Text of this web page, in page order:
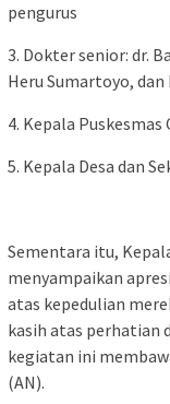
pengurus
3. Dokter senior: dr.
Heru Sumartoyo,
4. Kepala Puskesmas
5. Kepala Desa dan
Sementara itu,
menyampaikan
atas kepedulian
kasih atas perhatian
kegiatan ini
(AN).